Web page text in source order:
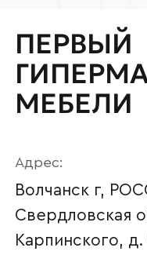
ПЕРВЫЙ
МЕБЕЛИ
Адрес:
Волчанск г,
Свердловская
Карпинского, д.